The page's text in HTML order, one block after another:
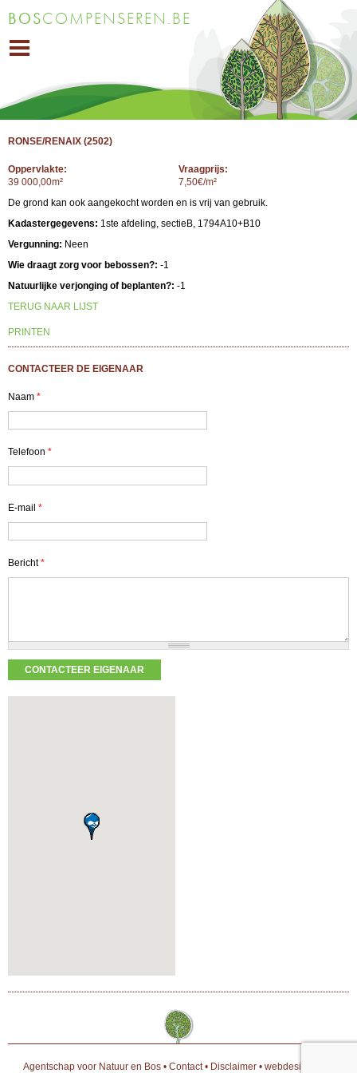
en naar
BOSCOMPENSEREN.BE
RONSE/RENAIX (2502)
Oppervlakte:
39 000,00m²
Vraagprijs:
7,50€/m²
De grond kan ook aangekocht worden en is vrij van gebruik.
Kadastergegevens: 1ste afdeling, sectieB, 1794A10+B10
Vergunning: Neen
Wie draagt zorg voor bebossen?: -1
Natuurlijke verjonging of beplanten?: -1
TERUG NAAR LIJST
PRINTEN
CONTACTEER DE EIGENAAR
Naam *
Telefoon *
E-mail *
Bericht*
Agentschap voor Natuur en Bos• Contact• Disclaimer• webdesign door